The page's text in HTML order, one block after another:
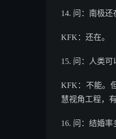
14. 问：南极还
KFK：还在。
15. 问：人类可
KFK：不能。
慧视角工程，
16. 问：结婚率